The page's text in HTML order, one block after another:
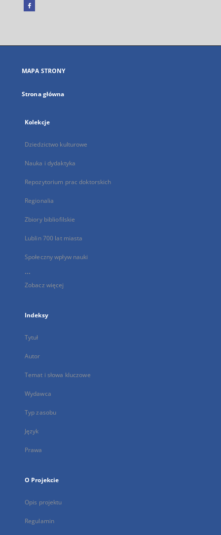
Facebook
się
karcie
MAPA STRONY
Strona główna
Kolekcje
Dziedzictwo kulturowe
Nauka i dydaktyka
Repozytorium prac doktorskich
Regionalia
Zbiory bibliofilskie
Lublin 700 lat miasta
Społeczny wpływ nauki
...
Zobacz więcej
Indeksy
Tytuł
Autor
Temat i słowa kluczowe
Wydawca
Typ zasobu
Język
Prawa
O Projekcie
Opis projektu
Regulamin